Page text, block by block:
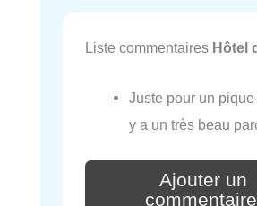
Liste commentaires Hôtel
Juste pour un
y a un très beau
Ajouter un
commentaire